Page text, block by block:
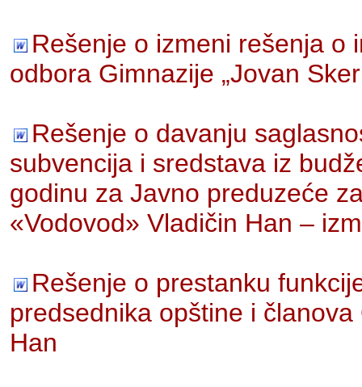
Rešenje o izmeni rešenja o
odbora Gimnazije „Jovan
Rešenje o davanju
subvencija i sredstava iz
godinu za Javno preduzeće
«Vodovod» Vladičin Han –
Rešenje o prestanku
predsednika opštine i
Han